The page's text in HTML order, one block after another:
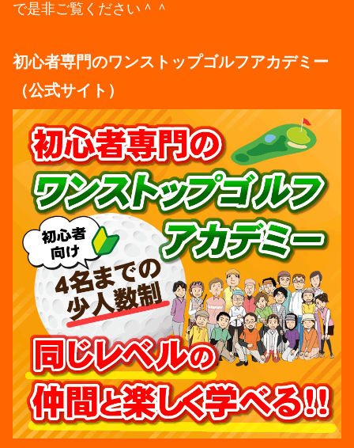
で是非ご覧ください＾＾
初心者専門のワンストップゴルフアカデミー
（公式サイト）